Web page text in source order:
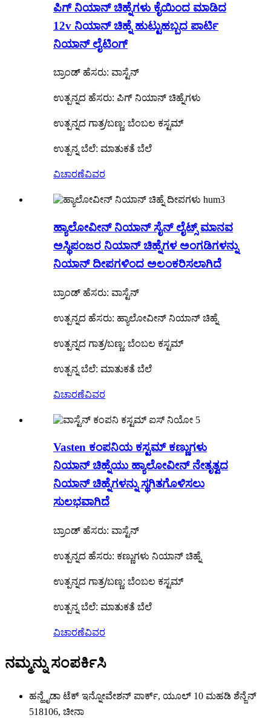
ಪಿಗ್ ನಿಯಾನ್ ಚಿಹ್ನೆಗಳು ಕೈಯಿಂದ ಮಾಡಿದ
12v ನಿಯಾನ್ ಚಿಹ್ನೆ ಹುಟ್ಟುಹಬ್ಬದ ಪಾರ್ಟಿ
ನಿಯಾನ್ ಲೈಟಿಂಗ್
ಬ್ರಾಂಡ್ ಹೆಸರು: ವಾಸ್ಟೆನ್
ಉತ್ಪನ್ನದ ಹೆಸರು: ಪಿಗ್ ನಿಯಾನ್ ಚಿಹ್ನೆಗಳು
ಉತ್ಪನ್ನದ ಗಾತ್ರ/ಬಣ್ಣ: ಬೆಂಬಲ ಕಸ್ಟಮ್
ಉತ್ಪನ್ನ ಬೆಲೆ: ಮಾತುಕತೆ ಬೆಲೆ
ವಿಚಾರಣೆವಿವರ
ಹ್ಯಾಲೋವೀನ್ ನಿಯಾನ್ ಸೈನ್ ಲೈಟ್ಸ್ ಮಾನವ
ಅಸ್ಥಿಪಂಜರ ನಿಯಾನ್ ಚಿಹ್ನೆಗಳ ಅಂಗಡಿಗಳನ್ನು
ನಿಯಾನ್ ದೀಪಗಳಿಂದ ಅಲಂಕರಿಸಲಾಗಿದೆ
ಬ್ರಾಂಡ್ ಹೆಸರು: ವಾಸ್ಟೆನ್
ಉತ್ಪನ್ನದ ಹೆಸರು: ಹ್ಯಾಲೋವೀನ್ ನಿಯಾನ್ ಚಿಹ್ನೆ
ಉತ್ಪನ್ನದ ಗಾತ್ರ/ಬಣ್ಣ: ಬೆಂಬಲ ಕಸ್ಟಮ್
ಉತ್ಪನ್ನ ಬೆಲೆ: ಮಾತುಕತೆ ಬೆಲೆ
ವಿಚಾರಣೆವಿವರ
Vasten ಕಂಪನಿಯ ಕಸ್ಟಮ್ ಕಣ್ಣುಗಳು
ನಿಯಾನ್ ಚಿಹ್ನೆಯು ಹ್ಯಾಲೋವೀನ್ ನೇತೃತ್ವದ
ನಿಯಾನ್ ಚಿಹ್ನೆಗಳನ್ನು ಸ್ಥಗಿತಗೊಳಿಸಲು
ಸುಲಭವಾಗಿದೆ
ಬ್ರಾಂಡ್ ಹೆಸರು: ವಾಸ್ಟೆನ್
ಉತ್ಪನ್ನದ ಹೆಸರು: ಕಣ್ಣುಗಳು ನಿಯಾನ್ ಚಿಹ್ನೆ
ಉತ್ಪನ್ನದ ಗಾತ್ರ/ಬಣ್ಣ: ಬೆಂಬಲ ಕಸ್ಟಮ್
ಉತ್ಪನ್ನ ಬೆಲೆ: ಮಾತುಕತೆ ಬೆಲೆ
ವಿಚಾರಣೆವಿವರ
ನಮ್ಮನ್ನು ಸಂಪರ್ಕಿಸಿ
ಹನ್ಹೈಡಾ ಟೆಕ್ ಇನ್ನೋವೇಶನ್ ಪಾರ್ಕ್, ಯೂಲ್ 10 ಮಹಡಿ ಶೆನ್ಜೆನ್
518106, ಚೀನಾ